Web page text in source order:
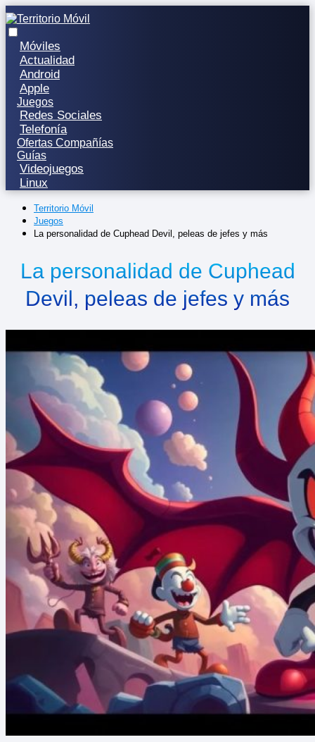
Móviles
Actualidad
Android
Apple
Juegos
Redes Sociales
Telefonía
Ofertas Compañías
Guías
Videojuegos
Linux
Territorio Móvil
Juegos
La personalidad de Cuphead Devil, peleas de jefes y más
La personalidad de Cuphead
Devil, peleas de jefes y más